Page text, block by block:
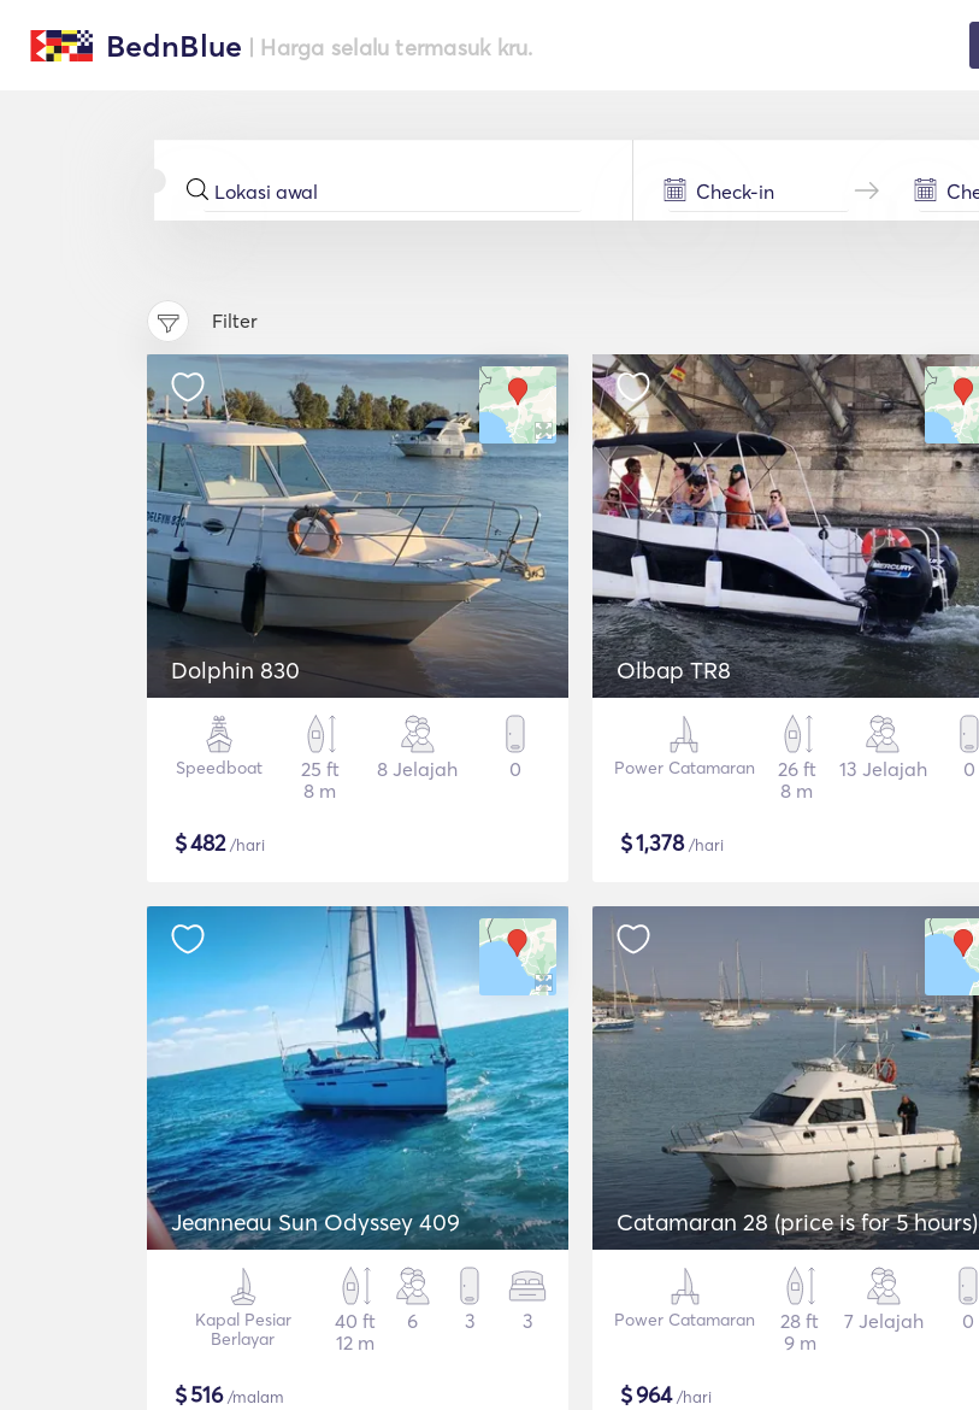
BednBlue | Harga selalu termasuk kru.
Filter
Dolphin 830
Speedboat
25 ft
8 m
8 Jelajah 0
$482/hari
Olbap TR8
Power Catamaran
26 ft
8 m
13 Jelajah 0
$1,378/hari
Jeanneau Sun Odyssey 409
Kapal Pesiar
Berlayar
40 ft
12 m
6 3 3
$516/malam
Catamaran 28 (price is for 5 hours)
Power Catamaran
28 ft
9 m
7 Jelajah 0
$964/hari